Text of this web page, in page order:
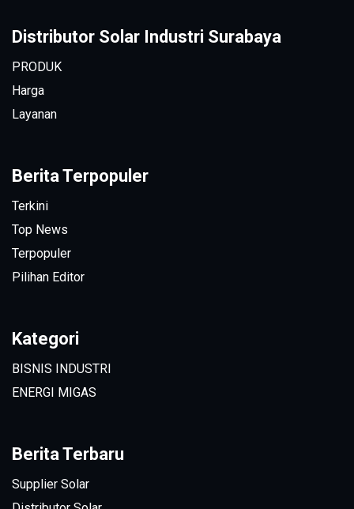
Distributor Solar Industri Surabaya
PRODUK
Harga
Layanan
Berita Terpopuler
Terkini
Top News
Terpopuler
Pilihan Editor
Kategori
BISNIS INDUSTRI
ENERGI MIGAS
Berita Terbaru
Supplier Solar